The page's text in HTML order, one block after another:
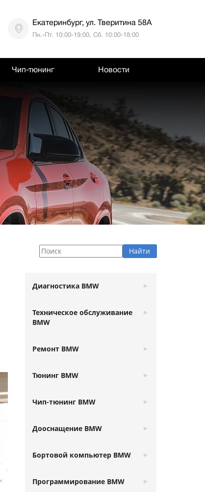
Екатеринбург, ул. Тверитина 58А
Пн.-Пт. 10:00-19:00, Сб. 10:00-18:00
Чип-тюнинг Новости
Диагностика BMW
Техническое обслуживание
BMW
Ремонт BMW
Тюнинг BMW
Чип-тюнинг BMW
Дооснащение BMW
Бортовой компьютер BMW
Программирование BMW